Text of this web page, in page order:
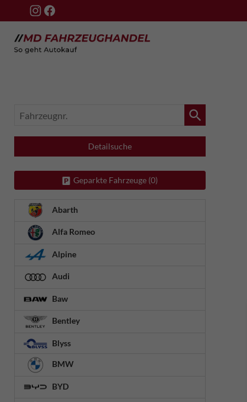
Fahrzeugnr.
Detailsuche
Geparkte Fahrzeuge (0)
Abarth
Alfa Romeo
Alpine
Audi
Baw
Bentley
Blyss
BMW
BYD